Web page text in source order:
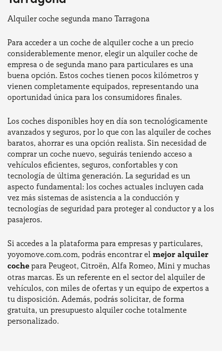
Alquiler coche segunda mano Tarragona
Para acceder a un coche de alquiler coche a un precio
considerablemente menor, elegir un alquiler coche de
empresa o de segunda mano para particulares es una
buena opción. Estos coches tienen pocos kilómetros y
vienen completamente equipados, representando una
oportunidad única para los consumidores finales.
Los coches disponibles hoy en día son tecnológicamente
avanzados y seguros, por lo que con las alquiler de coches
baratos, ahorrar es una opción realista. Sin necesidad de
comprar un coche nuevo, seguirás teniendo acceso a
vehículos eficientes, seguros, confortables y con
tecnología de última generación. La seguridad es un
aspecto fundamental: los coches actuales incluyen cada
vez más sistemas de asistencia a la conducción y
tecnologías de seguridad para proteger al conductor y a los
pasajeros.
Si accedes a la plataforma para empresas y particulares,
yoyomove.com.com, podrás encontrar el mejor alquiler
coche para Peugeot, Citroën, Alfa Romeo, Mini y muchas
otras marcas. Es un referente en el sector del alquiler de
vehículos, con miles de ofertas y un equipo de expertos a
tu disposición. Además, podrás solicitar, de forma
gratuita, un presupuesto alquiler coche totalmente
personalizado.